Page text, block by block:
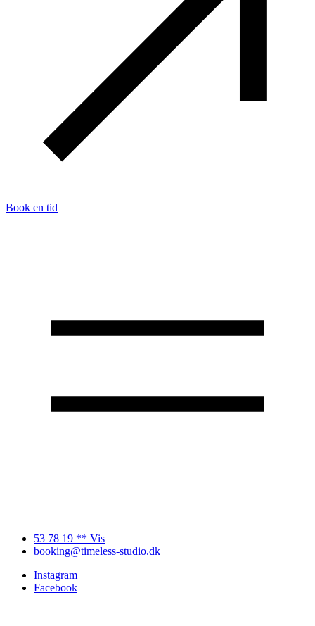
Book en tid
53 78 19 ** Vis
booking@timeless-studio.dk
Instagram
Facebook